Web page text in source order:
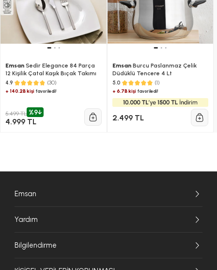
Emsan Sedir Elegance 84 Parça
12 Kişilik Çatal Kaşık Bıçak Takımı
4.9 (30)
+ 140.2B kişi favoriledi!
5.499 TL %9
4.999 TL
EmsanBurcu Paslanmaz Çelik
Düdüklü Tencere 4 Lt
5.0 (1)
+ 6.7B kişifavoriledi!
2.499 TL
Emsan
Yardım
Bilgilendirme